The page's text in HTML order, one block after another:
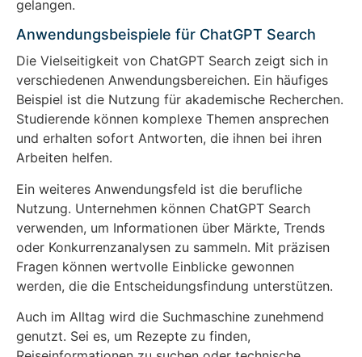
gelangen.
Anwendungsbeispiele für ChatGPT Search
Die Vielseitigkeit von ChatGPT Search zeigt sich in
verschiedenen Anwendungsbereichen. Ein häufiges
Beispiel ist die Nutzung für akademische Recherchen.
Studierende können komplexe Themen ansprechen
und erhalten sofort Antworten, die ihnen bei ihren
Arbeiten helfen.
Ein weiteres Anwendungsfeld ist die berufliche
Nutzung. Unternehmen können ChatGPT Search
verwenden, um Informationen über Märkte, Trends
oder Konkurrenzanalysen zu sammeln. Mit präzisen
Fragen können wertvolle Einblicke gewonnen
werden, die die Entscheidungsfindung unterstützen.
Auch im Alltag wird die Suchmaschine zunehmend
genutzt. Sei es, um Rezepte zu finden,